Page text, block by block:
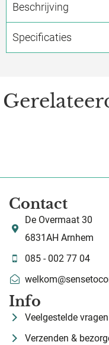
Beschrijving
Specificaties
Contact
De Overmaat 30
6831AH Arnhem
085 - 002 77 04
Info
Veelgestelde vragen
Verzenden &